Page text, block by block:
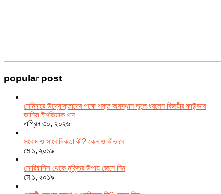
popular post
সেমিনারে উদ্যোক্তাদের পক্ষে শক্ত অবস্থান তুলে ধরলেন বিজয়ীর ফাউন্ডার
তানিয়া ইশতিয়াক খান
এপ্রিল ৩০, ২০২৬
সংবাদ ও সাংবাদিকতা কী? কেন ও কীভাবে
মে ১, ২০১৯
সোরিয়াসিস থেকে মুক্তির উপায় জেনে নিন
মে ১, ২০১৯